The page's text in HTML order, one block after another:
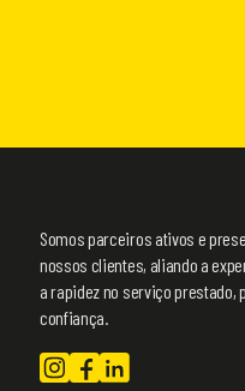
Somos parceiros ativos e
nossos clientes, aliando a
a rapidez no serviço prestado,
confiança.